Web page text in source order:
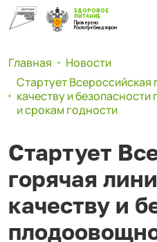
ЗДОРОВОЕ
ПИТАНИЕ
Проверено
Роспотребнадзором
Главная
Новости
Стартует Всероссийская
качеству и
и срокам годности
Стартует
горячая
качеству и